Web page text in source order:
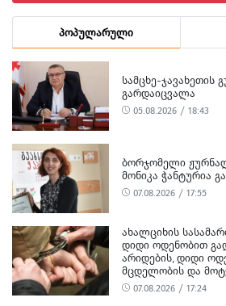
პოპულარული
ᲡᲐᲛᲪᲮᲔ-ᲯᲐᲕᲐᲮᲔᲗᲘᲡ
ᲒᲐᲠᲓᲐᲘᲪᲕᲐᲚᲐ
05.08.2026 / 18:43
ᲑᲝᲠᲯᲝᲛᲔᲚᲘ
ᲛᲝᲜᲘᲙᲐ ᲭᲐᲜᲢᲣᲠᲘᲐ
07.08.2026 / 17:55
ᲐᲮᲐᲚᲪᲘᲮᲘᲡ
ᲓᲘᲓᲘ ᲝᲓᲔᲜᲝᲑᲘᲗ
ᲐᲠᲘᲓᲔᲑᲘᲡ, ᲓᲘᲓᲘ
ᲛᲪᲓᲔᲚᲝᲑᲘᲡ ᲓᲐ
ᲓᲐᲖᲘᲐᲜᲔᲑᲘᲡ
ᲪᲜᲝ
07.08.2026 / 17:24